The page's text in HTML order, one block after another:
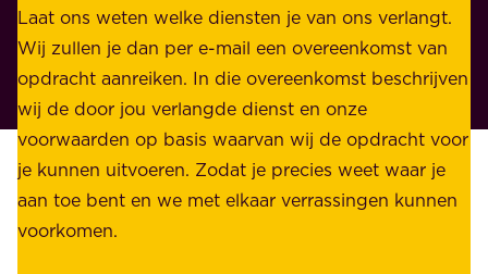
n
p
r
i
v
é
.
e
w
i
j
d
r
a
g
Laat ons weten welke diensten je van ons verlangt.
Wij zullen je dan per e-mail een overeenkomst van
opdracht aanreiken. In die overeenkomst beschrijven
wij de door jou verlangde dienst en onze
voorwaarden op basis waarvan wij de opdracht voor
je kunnen uitvoeren. Zodat je precies weet waar je
aan toe bent en we met elkaar verrassingen kunnen
voorkomen.